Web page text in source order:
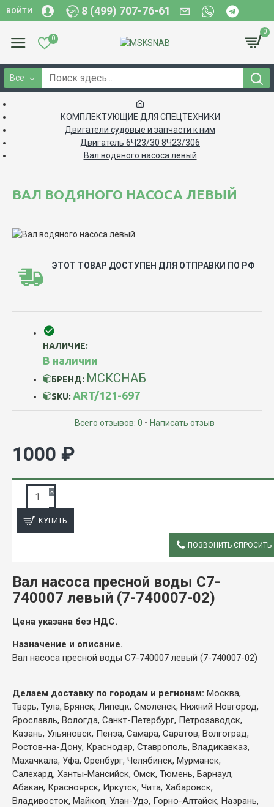
ВОЙТИ 8 (499) 707-76-61
0
0
Все
КОМПЛЕКТУЮЩИЕ ДЛЯ СПЕЦТЕХНИКИ
Двигатели судовые и запчасти к ним
Двигатель 6Ч23/30 8Ч23/306
Вал водяного насоса левый
ВАЛ ВОДЯНОГО НАСОСА ЛЕВЫЙ
ЭТОТ ТОВАР ДОСТУПЕН ДЛЯ ОТПРАВКИ ПО РФ
НАЛИЧИЕ:
В наличии
БРЕНД: МСКСНАБ
SKU: ART/121-697
Всего отзывов: 0 - Написать отзыв
1000 ₽
КУПИТЬ
ПОЗВОНИТЬ СПРОСИТЬ
Вал насоса пресной воды С7-
740007 левый (7-740007-02)
Цена указана без НДС.
Назначение и описание.
Вал насоса пресной воды С7-740007 левый (7-740007-02)
Делаем доставку по городам и регионам: Москва,
Тверь, Тула, Брянск, Липецк, Смоленск, Нижний Новгород,
Ярославль, Вологда, Санкт-Петербург, Петрозаводск,
Казань, Ульяновск, Пенза, Самара, Саратов, Волгоград,
Ростов-на-Дону, Краснодар, Ставрополь, Владикавказ,
Махачкала, Уфа, Оренбург, Челябинск, Мурманск,
Салехард, Ханты-Мансийск, Омск, Тюмень, Барнаул,
Абакан, Красноярск, Иркутск, Чита, Хабаровск,
Владивосток, Майкоп, Улан-Удэ, Горно-Алтайск, Назрань,